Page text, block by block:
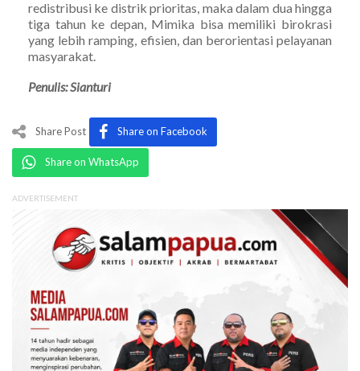
redistribusi ke distrik prioritas, maka dalam dua hingga
tiga tahun ke depan, Mimika bisa memiliki birokrasi
yang lebih ramping, efisien, dan berorientasi pelayanan
masyarakat.
Penulis: Sianturi
Share Post Share on Facebook
Share on WhatsApp
ADVERTISEMENT